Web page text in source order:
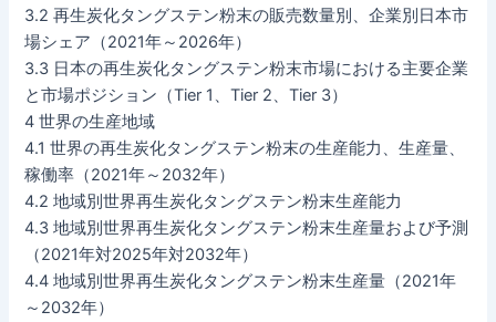
3.2 再生炭化タングステン粉末の販売数量別、企業別日本市
場シェア（2021年～2026年）
3.3 日本の再生炭化タングステン粉末市場における主要企業
と市場ポジション（Tier 1、Tier 2、Tier 3）
4 世界の生産地域
4.1 世界の再生炭化タングステン粉末の生産能力、生産量、
稼働率（2021年～2032年）
4.2 地域別世界再生炭化タングステン粉末生産能力
4.3 地域別世界再生炭化タングステン粉末生産量および予測
（2021年対2025年対2032年）
4.4 地域別世界再生炭化タングステン粉末生産量（2021年
～2032年）